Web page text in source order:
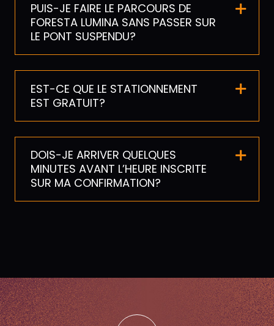
PUIS-JE FAIRE LE PARCOURS DE
FORESTA LUMINA SANS PASSER SUR
LE PONT SUSPENDU?
EST-CE QUE LE STATIONNEMENT
EST GRATUIT?
DOIS-JE ARRIVER QUELQUES
MINUTES AVANT L’HEURE INSCRITE
SUR MA CONFIRMATION?